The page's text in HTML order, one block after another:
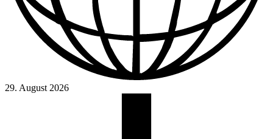
29. August 2026